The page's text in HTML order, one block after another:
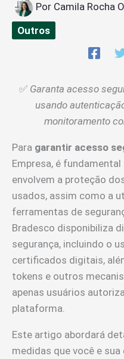
Por Camila Rocha
Outros
✅ Garanta acesso
usando
monitoramento
Para garantir acesso
Empresa, é
envolvem a proteção
usados, assim como a
ferramentas de
Bradesco disponibiliza
segurança, incluindo o
certificados digitais,
tokens e outros
apenas usuários
plataforma.
Este artigo abordará
medidas que você e